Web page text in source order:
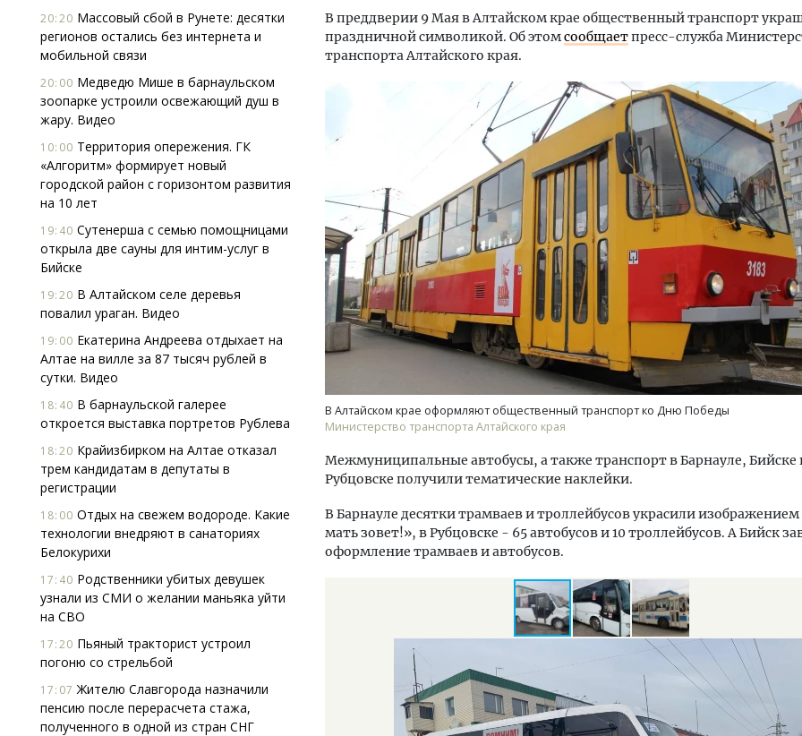
20:20 Массовый сбой в Рунете: десятки
регионов остались без интернета и
мобильной связи
20:00 Медведю Мише в барнаульском
зоопарке устроили освежающий душ в
жару. Видео
10:00 Территория опережения. ГК
«Алгоритм» формирует новый
городской район с горизонтом развития
на 10 лет
19:40 Сутенерша с семью помощницами
открыла две сауны для интим-услуг в
Бийске
19:20 В Алтайском селе деревья
повалил ураган. Видео
19:00 Екатерина Андреева отдыхает на
Алтае на вилле за 87 тысяч рублей в
сутки. Видео
18:40 В барнаульской галерее
откроется выставка портретов Рублева
18:20 Крайизбирком на Алтае отказал
трем кандидатам в депутаты в
регистрации
18:00 Отдых на свежем водороде. Какие
технологии внедряют в санаториях
Белокурихи
17:40 Родственники убитых девушек
узнали из СМИ о желании маньяка уйти
на СВО
17:20 Пьяный тракторист устроил
погоню со стрельбой
17:07 Жителю Славгорода назначили
пенсию после перерасчета стажа,
полученного в одной из стран СНГ
В преддверии 9 Мая в Алтайском крае общественный транспорт
праздничной символикой. Об этомсообщаетпресс-служба
транспорта Алтайского края.
В Алтайском крае оформляют общественный транспорт ко Дню Победы
Министерство транспорта Алтайского края
Межмуниципальные автобусы, а также транспорт в Барнауле, Бийске
Рубцовске получили тематические наклейки.
В Барнауле десятки трамваев и троллейбусов украсили
мать зовет!», в Рубцовске - 65 автобусов и 10 троллейбусов. А Бийск
оформление трамваев и автобусов.
Смелость архитектурных идей.
Генеральный директор компании
ЗИАС — об эстетике городов,
трендах в фасадах и развитии рынка
СТРОИТЕЛЬСТВО
Архитектурный код
земли. Мощение
плитами становится
стандартом
СТРОИТЕЛЬСТВО